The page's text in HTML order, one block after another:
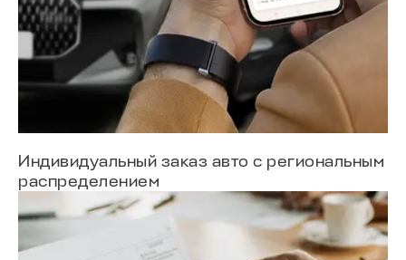
Индивидуальный заказ авто с региональным
распределением